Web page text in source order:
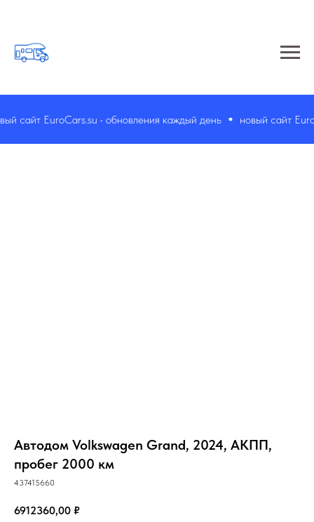
сайт EuroCars.su • обновления каждый день новый сайт
Автодом Volkswagen Grand, 2024, АКПП,
пробег 2000 км
437415660
6912360,00 ₽